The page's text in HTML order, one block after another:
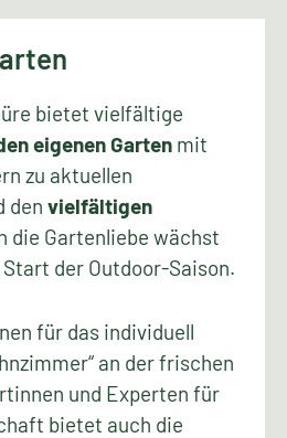
bietet vielfältige
eigenen Garten mit
zu aktuellen
den vielfältigen
die Gartenliebe wächst
der Outdoor-Saison.
für das individuell
an der frischen
und Experten für
bietet auch die